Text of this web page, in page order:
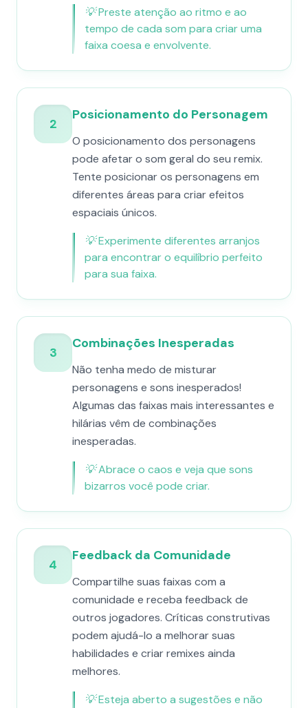
💡Preste atenção ao ritmo e ao
tempo de cada som para criar uma
faixa coesa e envolvente.
2
Posicionamento do Personagem
O posicionamento dos personagens
pode afetar o som geral do seu remix.
Tente posicionar os personagens em
diferentes áreas para criar efeitos
espaciais únicos.
💡Experimente diferentes arranjos
para encontrar o equilíbrio perfeito
para sua faixa.
3
Combinações Inesperadas
Não tenha medo de misturar
personagens e sons inesperados!
Algumas das faixas mais interessantes e
hilárias vêm de combinações
inesperadas.
💡Abrace o caos e veja que sons
bizarros você pode criar.
4
Feedback da Comunidade
Compartilhe suas faixas com a
comunidade e receba feedback de
outros jogadores. Críticas construtivas
podem ajudá-lo a melhorar suas
habilidades e criar remixes ainda
melhores.
💡Esteja aberto a sugestões e não